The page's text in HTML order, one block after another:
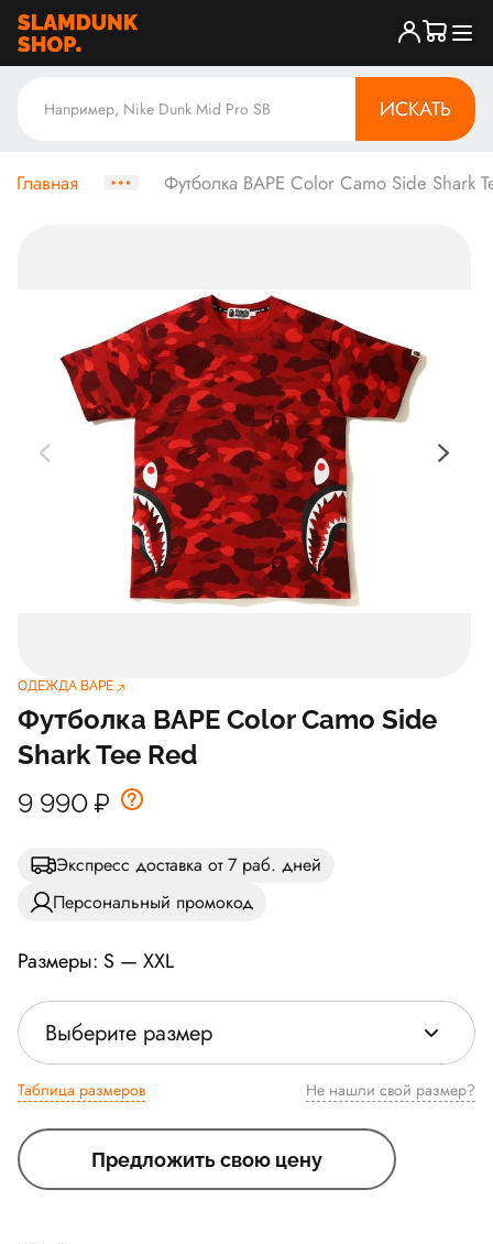
ИСКАТЬ
Главная Футболка BAPE Color Camo Side Shark
ОДЕЖДА BAPE
Футболка BAPE Color Camo Side
Shark Tee Red
9 990 ₽
Экспресс доставка от 7 раб. дней
Персональный промокод
Размеры: S — XXL
Выберите размер
Таблица размеров Не нашли свой размер?
Предложить свою цену